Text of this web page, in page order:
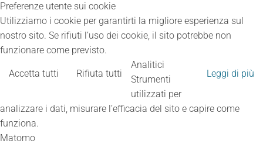
Preferenze utente sui cookie
Utilizziamo i cookie per garantirti la migliore esperienza sul
nostro sito. Se rifiuti l’uso dei cookie, il sito potrebbe non
funzionare come previsto.
Accetta tutti Rifiuta tutti Leggi di più
Analitici
Strumenti
utilizzati per
analizzare i dati, misurare l’efficacia del sito e capire come
funziona.
Matomo